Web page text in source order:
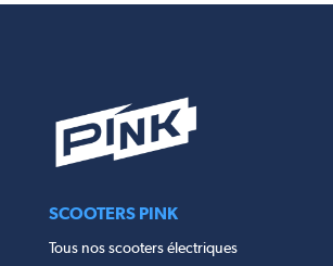
SCOOTERS PINK
Tous nos scooters électriques